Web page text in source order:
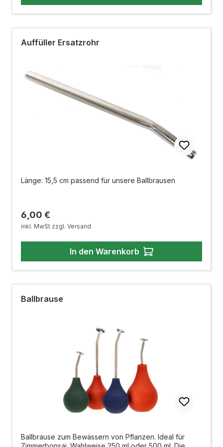
Auffüller Ersatzrohr
Länge: 15,5 cm passend für unsere Ballbrausen
Regulärer Preis:
6,00 €
inkl. MwSt zzgl. Versand
In den Warenkorb
Ballbrause
Ballbrause zum Bewässern von Pflanzen. Ideal für